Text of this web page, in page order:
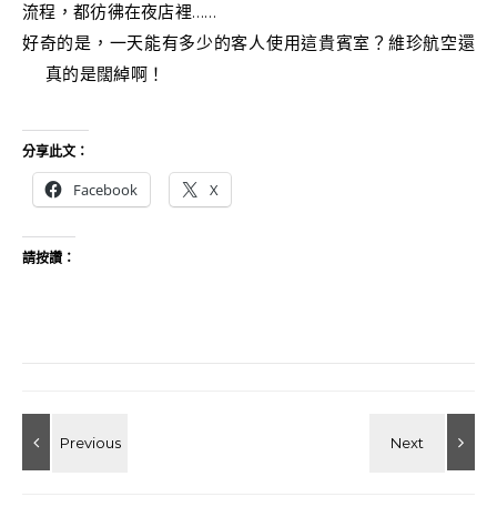
流程，都彷彿在夜店裡……
好奇的是，一天能有多少的客人使用這貴賓室？維珍航空還
真的是闊綽啊！
分享此文：
Facebook X
請按讚：